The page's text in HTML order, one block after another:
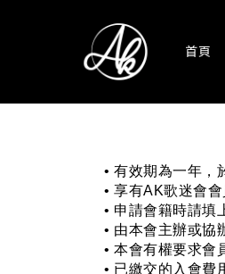
首頁
• 有效期為一年，
• 享有AK歌迷會
• 申請會籍時請填
• 由本會主辦或協
• 本會有權要求會
• 已繳交的入會費